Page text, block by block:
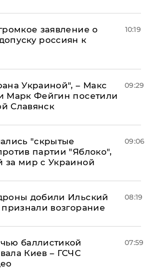
заявление о
россиян к
10:19
Украиной", – Макс
Марк Фейгин посетили
Славянск
09:29
"скрытые
партии "Яблоко",
за мир с Украиной
09:06
добили Ильский
возгорание
08:19
баллистикой
Киев – ГСЧС
07:59